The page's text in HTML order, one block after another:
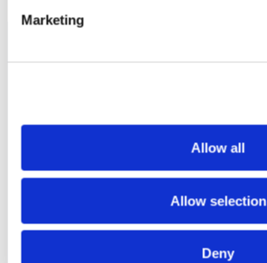
Marketing
Allow all
Allow selection
Deny
Produkte